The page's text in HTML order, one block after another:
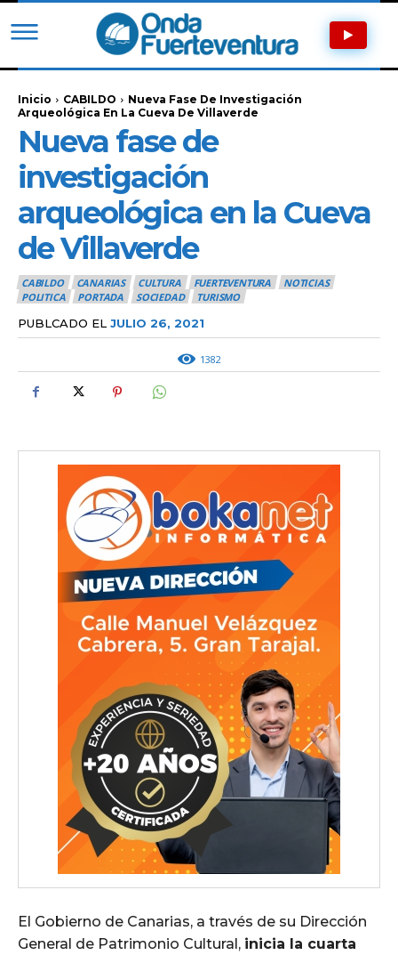
Inicio CABILDO
Nueva Fase De Investigación
Arqueológica En La Cueva De Villaverde
Nueva fase de
investigación
arqueológica en la Cueva
de Villaverde
CABILDO CANARIAS CULTURA FUERTEVENTURA
NOTICIAS
POLITICA
PORTADA SOCIEDAD TURISMO
PUBLCADO EL JULIO 26, 2021
1382
El Gobierno de Canarias, a través de su Dirección
General de Patrimonio Cultural, inicia la cuarta